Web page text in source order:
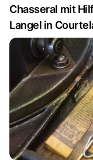
Chasseral mit
Langel in